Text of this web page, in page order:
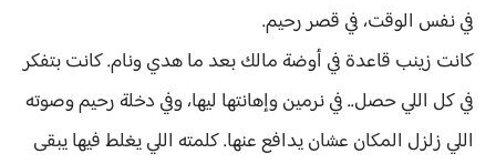
في نفس الوقت، في قصر رحيم.
كانت زينب قاعدة في أوضة مالك بعد ما هدي ونام. كانت بتفكر
في كل اللي حصل.. في نرمين وإهانتها ليها، وفي دخلة رحيم وصوته
اللي زلزل المكان عشان يدافع عنها. كلمته اللي يغلط فيها يبقى